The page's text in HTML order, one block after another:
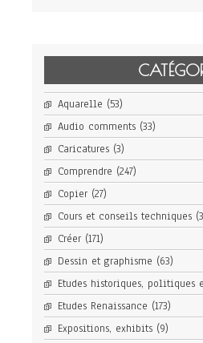
Aquarelle (53)
Audio comments (33)
Caricatures (3)
Comprendre (247)
Copier (27)
Cours et conseils techniques
Créer (171)
Dessin et graphisme (63)
Etudes historiques, politiques
Etudes Renaissance (173)
Expositions, exhibits (9)